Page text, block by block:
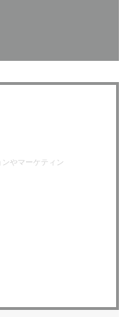
やマーケティン